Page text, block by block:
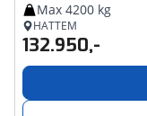
Max 4200 kg
HATTEM
132.950,-